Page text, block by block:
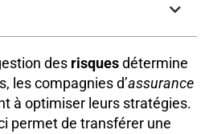
des risquesdétermine
les compagnies d’assurance
à optimiser leurs stratégies.
permet de transférer une